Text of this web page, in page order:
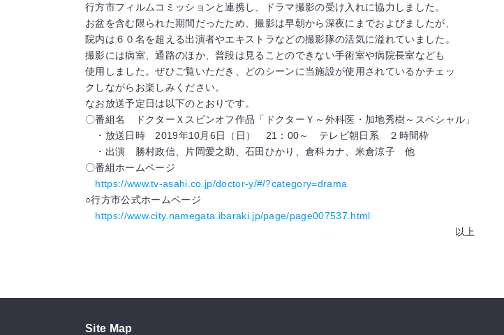
行方市フィルムコミッションと連携し、ドラマ撮影の受け入れに協力しました。
お盆を含む限られた期間だったため、撮影は早朝から深夜にまでおよびましたが、
院内は６０名を超える出演者やエキストラなどの撮影隊の活気に溢れていました。
撮影には病室、通路のほか、普段は見ることのできない手術室や病院長室なども
使用しました。ぜひご覧いただき、どのシーンに当施設が使用されているかチェッ
クしながらお楽しみください。
なお放送予定日は以下のとおりです。
〇番組名 ドクターＸスピンオフ作品「ドクターＹ～外科医・加地秀樹～スペシャル」
・放送日時 2019年10月6日（日） 21：00～ テレビ朝日系 ２時間枠
・出演 勝村政信、片岡愛之助、石田ひかり、倉科カナ、米倉涼子 他
〇番組ホームページ
https://www.tv-asahi.co.jp/doctor-y/#/?category=drama
○行方市公式ホームページ
https://www.city.namegata.ibaraki.jp/page/page007537.html
以上
Site Map